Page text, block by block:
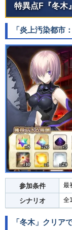
特異点F『冬木
「炎上汚染都市
参加条件 最
シナリオ 全
「冬木」クリア